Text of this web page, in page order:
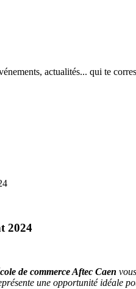
actualités... qui te
2024
de commerce Aftec Caen
une opportunité idéale